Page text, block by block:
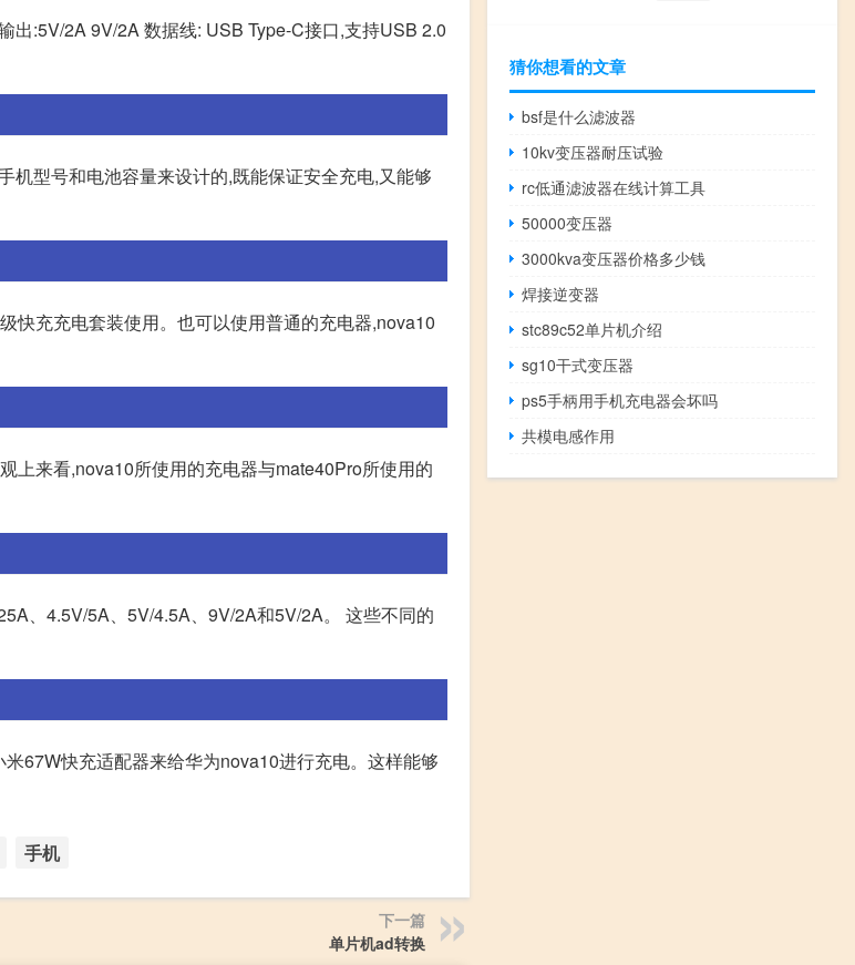
:5V/2A 9V/2A 数据线: USB Type-C接口,支持USB 2.0
机型号和电池容量来设计的,既能保证安全充电,又能够
快充充电套装使用。也可以使用普通的充电器,nova10
上来看,nova10所使用的充电器与mate40Pro所使用的
、4.5V/5A、5V/4.5A、9V/2A和5V/2A。 这些不同的
67W快充适配器来给华为nova10进行充电。这样能够
手机
下一篇
单片机ad转换
猜你想看的文章
bsf是什么滤波器
10kv变压器耐压试验
rc低通滤波器在线计算工具
50000变压器
3000kva变压器价格多少钱
焊接逆变器
stc89c52单片机介绍
sg10干式变压器
ps5手柄用手机充电器会坏吗
共模电感作用